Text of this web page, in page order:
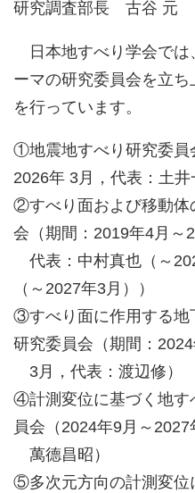
研究調査部長 古谷 元
日本地すべり学会では
ーマの研究委員会を立ち
を行っています。
①地震地すべり研究委員
2026年 3月，代表：土井
②すべり面および移動体
会（期間：2019年4月～
代表：中村真也（～
（～2027年3月））
③すべり面に作用する地
研究委員会（期間：
3月，代表：渡辺修）
④計測変位に基づく地す
員会（2024年9月～2027
萬德昌昭）
⑤多次元方向の計測変位